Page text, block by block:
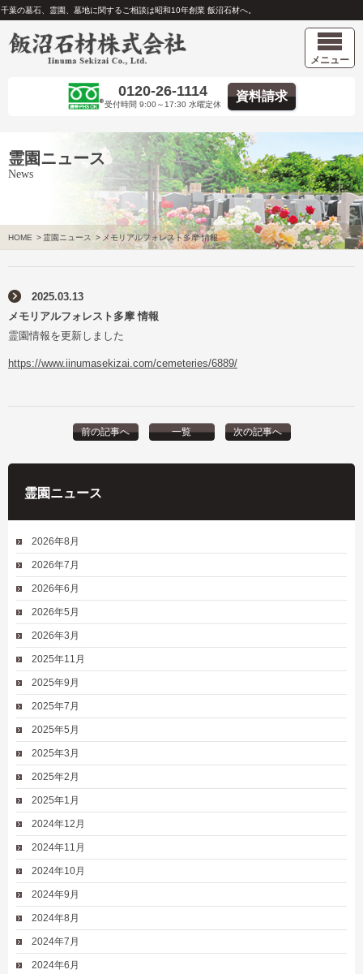
千葉の墓石、霊園、墓地に関するご相談は昭和10年創業 飯沼石材へ。
メニュー
0120-26-1114
受付時間 9:00～17:30 水曜定休
資料請求
霊園ニュース
News
HOME > 霊園ニュース > メモリアルフォレスト多摩 情報
2025.03.13
メモリアルフォレスト多摩 情報
霊園情報を更新しました
https://www.iinumasekizai.com/cemeteries/6889/
前の記事へ 一覧 次の記事へ
霊園ニュース
2026年8月
2026年7月
2026年6月
2026年5月
2026年3月
2025年11月
2025年9月
2025年7月
2025年5月
2025年3月
2025年2月
2025年1月
2024年12月
2024年11月
2024年10月
2024年9月
2024年8月
2024年7月
2024年6月